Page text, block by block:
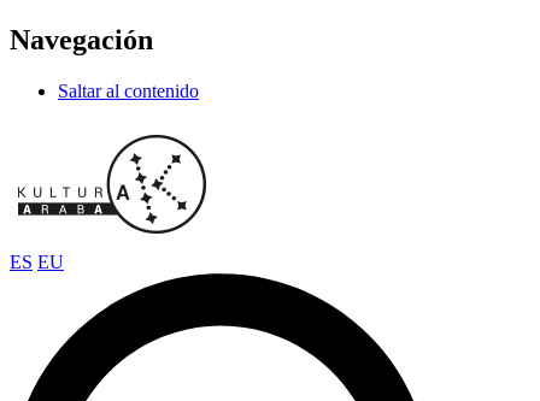
Navegación
Saltar al contenido
ES EU